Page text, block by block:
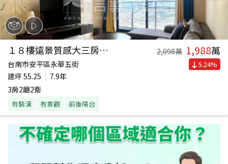
１８樓遠景質感大三房車位 2,098萬 1,988萬
台南市安平區永華五街
建坪 55.25
7.9年
3房2廳2衛
有裝潢 有景觀 前後陽台
5.24%